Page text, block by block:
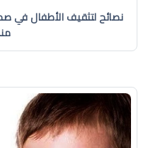
نصائح لتثقيف الأطفال في